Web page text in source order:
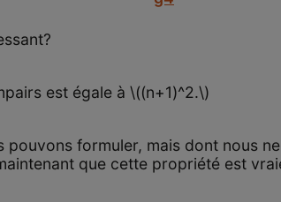
est égale à \((n+1)^2.\)
pouvons formuler, mais dont nous
que cette propriété est